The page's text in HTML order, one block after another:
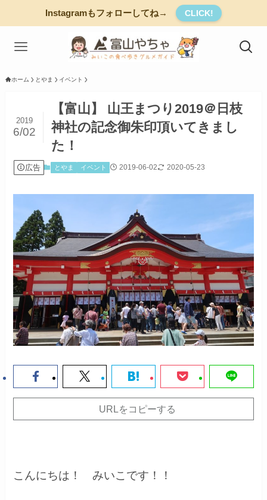
Instagramもフォローしてね→ CLICK!
ホーム とやま イベント
【富山】 山王まつり2019＠日枝
神社の記念御朱印頂いてきまし
た！
2019
6/02
広告 とやま イベント 2019-06-02 2020-05-23
URLをコピーする
こんにちは！ みいこです！！